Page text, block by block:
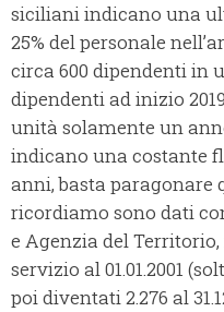
siciliani indicano una
25% del personale
circa 600 dipendenti in
dipendenti ad inizio
unità solamente un
indicano una costante
anni, basta paragonare
ricordiamo sono dati
e Agenzia del
servizio al 01.01.2001
poi diventati 2.276 al